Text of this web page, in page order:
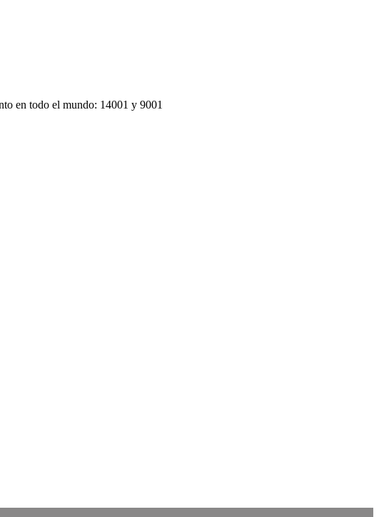
en todo el mundo: 14001 y 9001